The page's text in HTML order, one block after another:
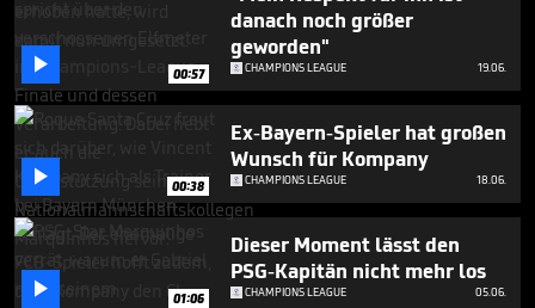
seconds
 00:57
danach noch größer
geworden"
CHAMPIONS LEAGUE 19.06.
 00:38
Ex-Bayern-Spieler hat großen
Wunsch für Kompany
CHAMPIONS LEAGUE 18.06.
 01:06
Dieser Moment lässt den
PSG-Kapitän nicht mehr los
CHAMPIONS LEAGUE 05.06.